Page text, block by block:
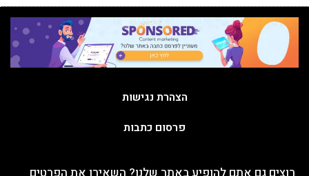
הצהרת נגישות
פרסום כתבות